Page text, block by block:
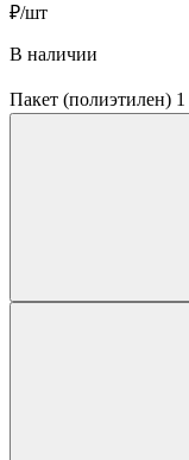
₽/шт
В наличии
Пакет (полиэтилен)